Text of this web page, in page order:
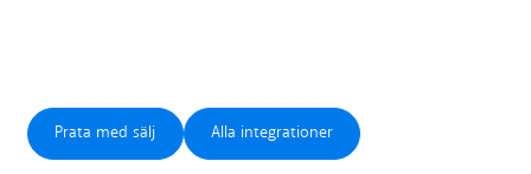
Prata med sälj
Prata med sälj
Alla integrationer
Alla integrationer